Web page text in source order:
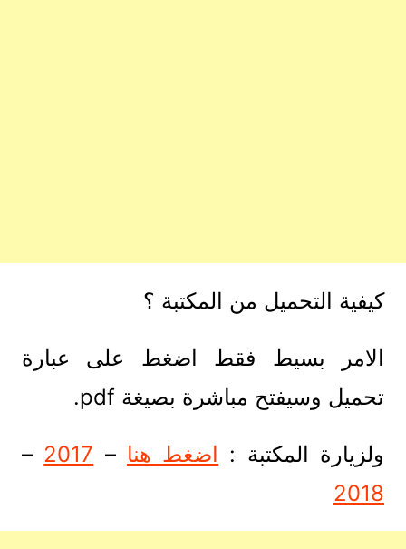
كيفية التحميل من المكتبة ؟
الامر بسيط فقط اضغط على عبارة
تحميل وسيفتح مباشرة بصيغة pdf.
ولزيارة المكتبة : اضغط هنا –
2017
–
2018